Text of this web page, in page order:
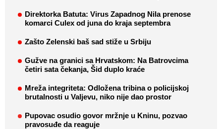
Direktorka Batuta: Virus Zapadnog Nila prenose
komarci Culex od juna do kraja septembra
Zašto Zelenski baš sad stiže u Srbiju
Gužve na granici sa Hrvatskom: Na Batrovcima
četiri sata čekanja, Šid duplo kraće
Mreža integriteta: Odložena tribina o policijskoj
brutalnosti u Valjevu, niko nije dao prostor
Pupovac osudio govor mržnje u Kninu, pozvao
pravosuđe da reaguje